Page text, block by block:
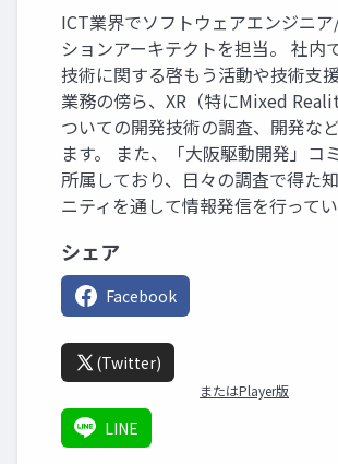
ICT業界でソフトウェアエンジニ
ションアーキテクトを担当。 社内
技術に関する啓もう活動や技術支援
業務の傍ら、XR（特にMixed
ついての開発技術の調査、開発な
ます。 また、「大阪駆動開発」コ
所属しており、日々の調査で得た
ニティを通して情報発信を行ってい
シェア
Facebook
(Twitter)
またはPlayer版
LINE